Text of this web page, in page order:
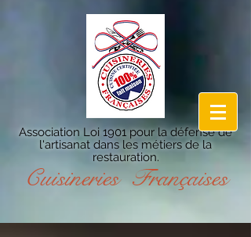
Association Loi 1901 pour la défense de
l'artisanat dans les métiers de la
restauration.
Cuisineries Françaises